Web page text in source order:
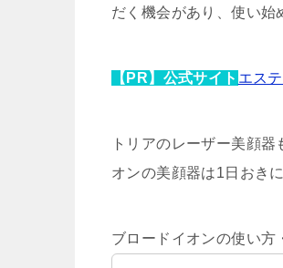
だく機会があり、使い始
【PR】公式サイト エス
トリアのレーザー美顔
オンの美顔器は1日おき
ブロードイオンの使い方